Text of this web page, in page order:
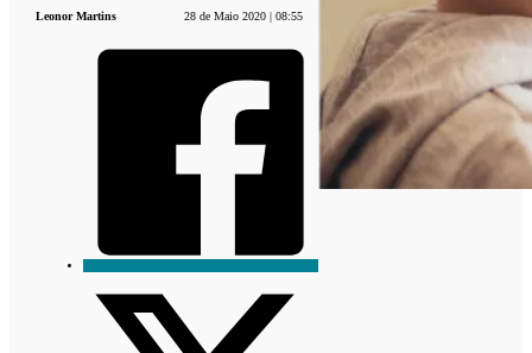
Leonor Martins 28 de Maio 2020 | 08:55